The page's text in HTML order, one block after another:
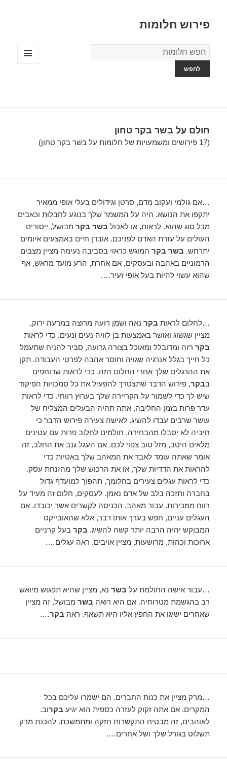
פירוש חלומות
מילון
החלומות
חולם על בשר בקר טחון
(17 פירושים ומשמעויות של חלומות על בשר בקר טחון)
…אם גולמי ועקוב מדם, סרטן וגידולים בעלי אופי ממאיר
יתקפו את הנושא. היה על המשמר שלך בנוגע לחבלות וכאבים
מכל סוג שהוא. לראות, או לאכול בשר בקר מבושל, ייסורים
העולים על עזרת האדם לפניכם. אובדן חיים באמצעים איומים
יתרחש. בשר בקר המוגש כראוי בסביבה נעימה מציין מצבים
הרמוניים באהבה ובעסקים, אם אחרת, הרע מועד מראש, אף
שהוא עשוי להיות בעל אופי זעיר….
…לחלום לראות בקר נאה ושמן רועה מרוצה במרעה ירוק,
מציין שגשוג ואושר באמצעות בן לוויה נעים ונעים. כדי לראות
בקר רזה ומדובלל ומאוכל בצורה גרועה, סביר להניח שתעמל
כל חייך בגלל אנרגיה שגויה וחוסר אהבה לפרטי העבודה. תקן
את ההרגלים שלך אחרי החלום הזה. כדי לראות שדוחפים
בבקר, פירוש הדבר שתצטרך להפעיל את כל סמכויות הפיקוד
שיש לך כדי לשמור על הקריירה שלך בערוץ רווחי. כדי לראות
עדר פרות בזמן החליבה, אתה תהיה הבעלים המצליח של
עושר שרבים עבדו להשיג. לאישה צעירה פירוש הדבר כי
חיביה לא יסבלו מהבחירה. חולמים לחלוב פרות עם עטינים
מלאים היטב, מזל טוב צפוי לכם. אם העגל גנב את החלב, זה
אומר שאתה עומד לאבד את המאהב שלך באטיות כדי
להראות את הדדיות שלך, או את הרכוש שלך מהזנחת עסק.
כדי לראות עגלים צעירים בחלומך, תהפוך למועדף גדול
בחברה ותזכה בלב של אדם נאמן. לעסקים, חלום זה מעיד על
רווח ממכירות. עבור מאהב, הכניסה לקשרים אשר יכובדו. אם
העגלים עניים, חפש בערך אותו דבר, אלא שהאובייקט
המבוקש יהיה הרבה יותר קשה להשיג. בקר בעל קרניים
ארוכות וכהות, מרושעות, מציין אויבים. ראה עגלים….
…עבור אישה החולמת על בשר נא, מציין שהיא תפגוש מיואש
רב בהגשמת מטרותיה. אם היא רואה בשר מבושל, זה מציין
שאחרים ישיגו את החפץ אליו היא תשאף. ראה בקר….
…מרק מציין את כנות החברים. הם ישמרו עליכם בכל
המקרים. אם אתה זקוק לעזרה כספית הוא יגיע בקרוב.
לאוהבים, זה מבטיח התקשרות חזקה ומתמשכת. להכנת מרק
תשלוט בגורל שלך ושל אחרים….